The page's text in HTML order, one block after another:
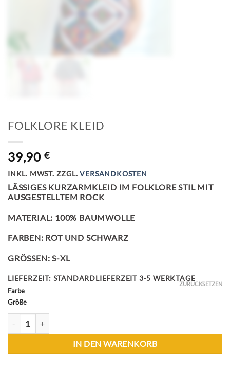
FOLKLORE KLEID
39,90 €
INKL. MWST. ZZGL.VERSANDKOSTEN
LÄSSIGES KURZARMKLEID IM FOLKLORE STIL MIT
AUSGESTELLTEM ROCK
MATERIAL: 100% BAUMWOLLE
FARBEN: ROT UND SCHWARZ
GRÖSSEN: S-XL
LIEFERZEIT: STANDARDLIEFERZEIT 3-5 WERKTAGE
Farbe
Größe
ZURÜCKSETZEN
IN DEN WARENKORB